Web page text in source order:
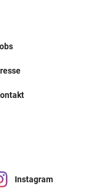
Instagram